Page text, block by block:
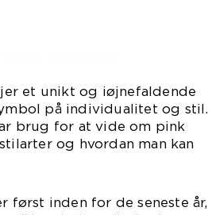
et unikt og iøjnefaldende
på individualitet og stil.
brug for at vide om pink
og hvordan man kan
først inden for de seneste år,